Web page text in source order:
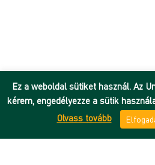
Ez a weboldal sütiket használ. Az
kérem, engedélyezze a sütik
Olvass tovább